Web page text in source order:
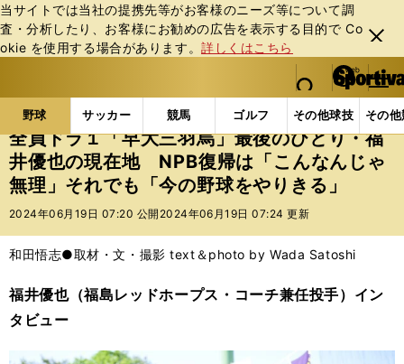
当サイトでは当社の提携先等がお客様のニーズ等について調
査・分析したり、お客様にお勧めの広告を表⽰する⽬的で Co
okie を使⽤する場合があります。詳しくはこちら
閉じ
る
web Sportiva (webスポルティーバ)
検索
マイペ
ー
ジ
メニュ
野球 サッカー 競馬 ゴルフ その他球技 その
b
ス
ポ
ル
テ
ー
バ
野球の記事一覧 プロ野球 全員ドラ１「早大三羽烏
全員ドラ１「早大三羽烏」最後のひとり・福
井優也の現在地 NPB復帰は「こんなんじゃ
無理」それでも「今の野球をやりきる」
2024年06月19日 07:20 公開 2024年06月19日 07:24 更新
和田悟志●取材・文・撮影 text＆photo by Wada Satoshi
福井優也（福島レッドホープス・コーチ兼任投手）イン
タビュー